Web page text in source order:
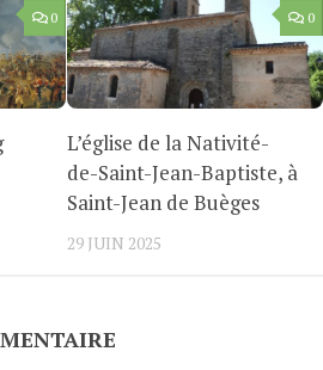
0 0
L’église de la Nativité-
de-Saint-Jean-Baptiste, à
Saint-Jean de Buèges
29 JUIN 2025